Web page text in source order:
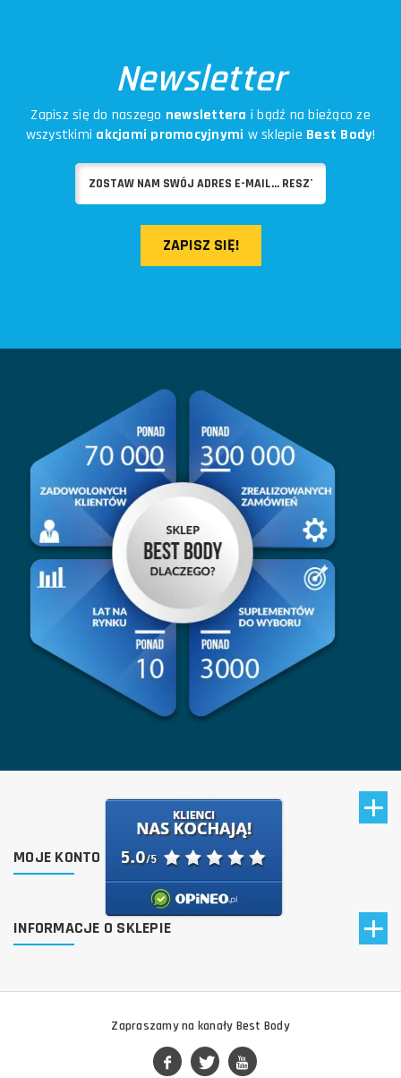
Newsletter
Zapisz się do naszego newslettera i bądź na bieżąco ze
wszystkimi akcjami promocyjnymi w sklepie Best Body!
ZAPISZ SIĘ!
MOJE KONTO
INFORMACJE O SKLEPIE
Zapraszamy na kanały Best Body